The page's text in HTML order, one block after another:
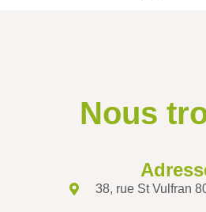
Nous
38, rue St Vulfran